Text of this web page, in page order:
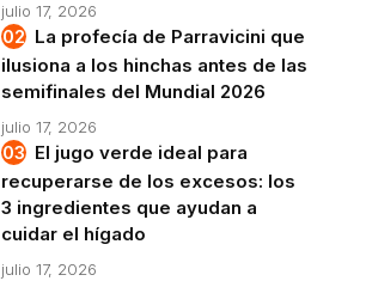
julio 17, 2026
La profecía de Parravicini que
ilusiona a los hinchas antes de las
semifinales del Mundial 2026
julio 17, 2026
El jugo verde ideal para
recuperarse de los excesos: los
3 ingredientes que ayudan a
cuidar el hígado
julio 17, 2026